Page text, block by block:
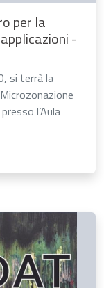
per la
-
si terrà la
l’Aula